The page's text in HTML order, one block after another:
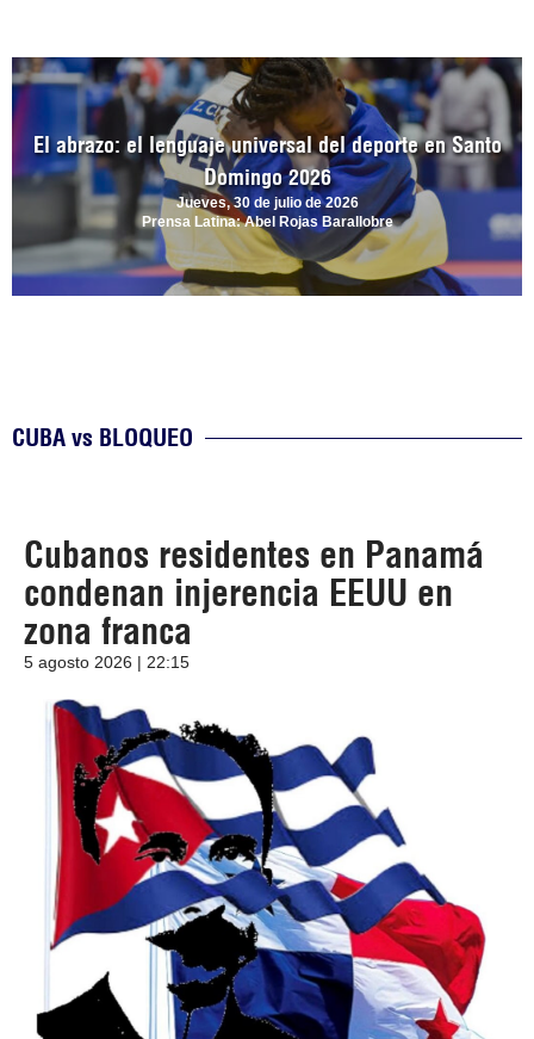
El abrazo: el lenguaje universal del deporte en Santo
Domingo 2026
Jueves, 30 de julio de 2026
Prensa Latina: Abel Rojas Barallobre
CUBA vs BLOQUEO
Cubanos residentes en Panamá
condenan injerencia EEUU en
zona franca
5 agosto 2026 | 22:15